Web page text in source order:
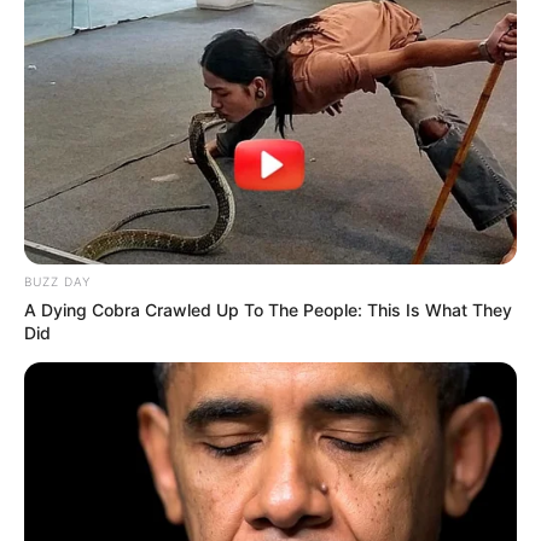
WHEN YOU TAKE A STEP BACK AND
LOOK AT THE ENTIRE WORLD
BUZZ DAY
A Dying Cobra Crawled Up To The People: This Is What They
Did